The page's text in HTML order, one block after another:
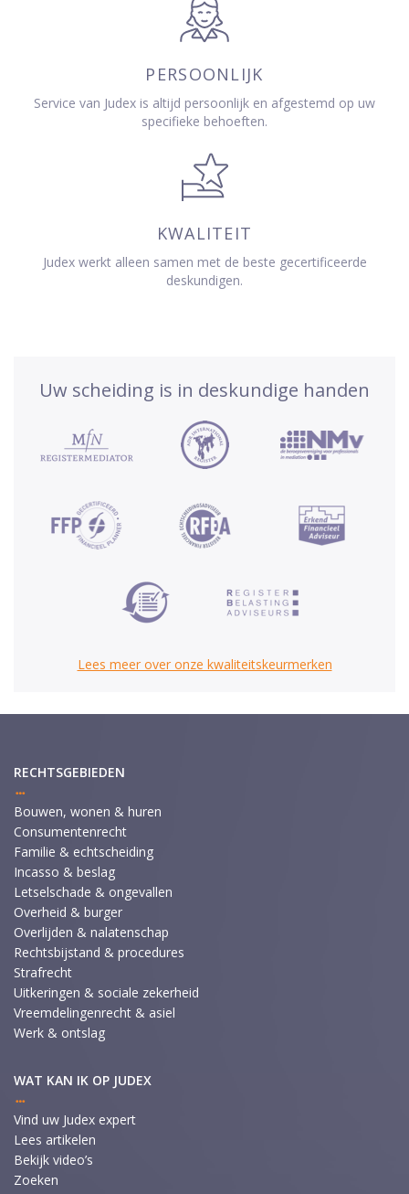
PERSOONLIJK
Service van Judex is altijd persoonlijk en afgestemd op uw
specifieke behoeften.
KWALITEIT
Judex werkt alleen samen met de beste gecertificeerde
deskundigen.
Uw scheiding is in deskundige handen
Lees meer over onze kwaliteitskeurmerken
RECHTSGEBIEDEN
Bouwen, wonen & huren
Consumentenrecht
Familie & echtscheiding
Incasso & beslag
Letselschade & ongevallen
Overheid & burger
Overlijden & nalatenschap
Rechtsbijstand & procedures
Strafrecht
Uitkeringen & sociale zekerheid
Vreemdelingenrecht & asiel
Werk & ontslag
WAT KAN IK OP JUDEX
Vind uw Judex expert
Lees artikelen
Bekijk video’s
Zoeken